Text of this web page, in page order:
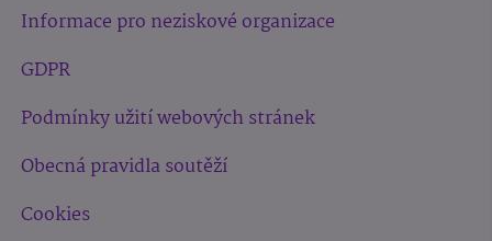
Informace pro neziskové organizace
GDPR
Podmínky užití webových stránek
Obecná pravidla soutěží
Cookies